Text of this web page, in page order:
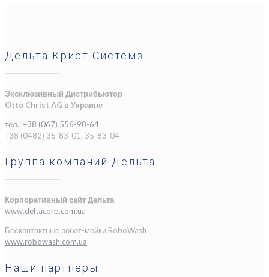
Дельта Крист Системз
Эксклюзивный Дистрибьютор
Otto Christ AG в Украине
тел.: +38 (067) 556-98-64
+38 (0482) 35-83-01, 35-83-04
Группа компаний Дельта
Корпоративный сайт Дельта
www.deltacorp.com.ua
Бесконтактные робот-мойки RoboWash
www.robowash.com.ua
Наши партнеры